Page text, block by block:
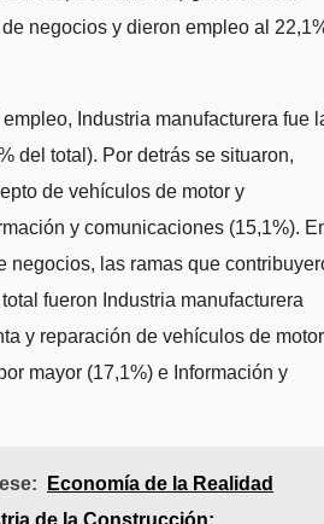
negocios y dieron empleo al
Industria manufacturera fue
del total). Por detrás se situaron,
de vehículos de motor y
y comunicaciones (15,1%).
negocios, las ramas que
fueron Industria manufacturera
y reparación de vehículos de
mayor (17,1%) e Información y
Economía de la Realidad
de la Construcción: